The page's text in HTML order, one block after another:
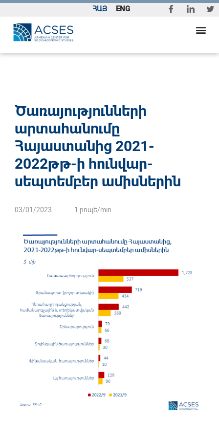
ՀԱՅ ENG
Ծառայությունների
արտահանումը
Հայաստանից 2021-
2022թթ-ի հունվար-
սեպտեմբեր ամիսներին
03/01/2023